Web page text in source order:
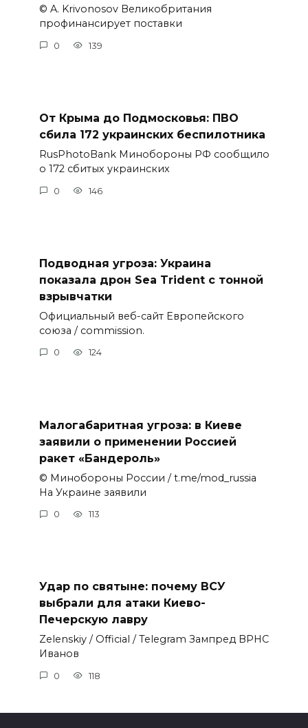
© A. Krivonosov Великобритания
профинансирует поставки
0 139
От Крыма до Подмосковья: ПВО
сбила 172 украинских беспилотника
RusPhotoBank Минобороны РФ сообщило
о 172 сбитых украинских
0 146
Подводная угроза: Украина
показала дрон Sea Trident с тонной
взрывчатки
Официальный веб-сайт Европейского
союза / commission.
0 124
Малогабаритная угроза: в Киеве
заявили о применении Россией
ракет «Бандероль»
© Минобороны России / t.me/mod_russia
На Украине заявили
0 113
Удар по святыне: почему ВСУ
выбрали для атаки Киево-
Печерскую лавру
Zеlеnskiу / Оfficiаl / Telegram Зампред ВРНС
Иванов
0 118